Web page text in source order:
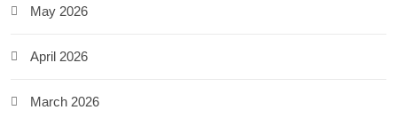
May 2026
April 2026
March 2026